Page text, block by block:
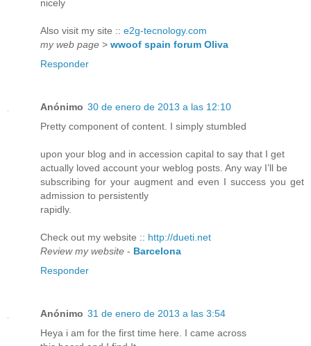
nicely
Also visit my site :: e2g-tecnology.com
my web page > wwoof spain forum Oliva
Responder
Anónimo 30 de enero de 2013 a las 12:10
Pretty component of content. I simply stumbled
upon your blog and in accession capital to say that I get
actually loved account your weblog posts. Any way I’ll be
subscribing for your augment and even I success you get
admission to persistently
rapidly.
Check out my website :: http://dueti.net
Review my website - Barcelona
Responder
Anónimo 31 de enero de 2013 a las 3:54
Heya i am for the first time here. I came across